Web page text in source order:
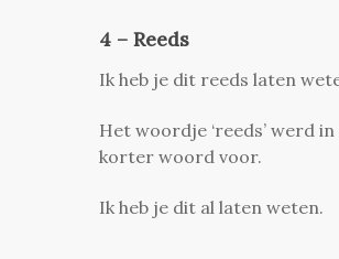
4 – Reeds
Ik heb je dit reeds laten
Het woordje ‘reeds’ werd
korter woord voor.
Ik heb je dit al laten weten.